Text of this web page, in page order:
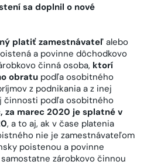
sa doplnil o nové
platiť zamestnávateľ alebo
a povinne dôchodkovo
činná osoba, ktorí
obratu podľa osobitného
z podnikania a z inej
činnosti podľa osobitného
za marec 2020 je splatné v
, a to aj, ak v čase platenia
nie je zamestnávateľom
poistenou a povinne
zárobkovo činnou